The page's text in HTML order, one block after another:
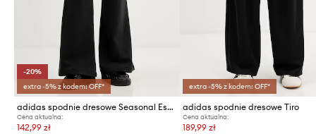
-20%
extra -5% z kodem: OFF*
adidas spodnie dresowe Seasonal Essentials
Cena aktualna:
142,99 zł
extra -5% z kodem: OFF*
adidas spodnie dresowe Tiro
Cena aktualna:
189,99 zł